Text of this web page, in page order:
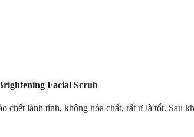
Facial Scrub
chết lành tính, không hóa chất, rất ư là tốt. Sau